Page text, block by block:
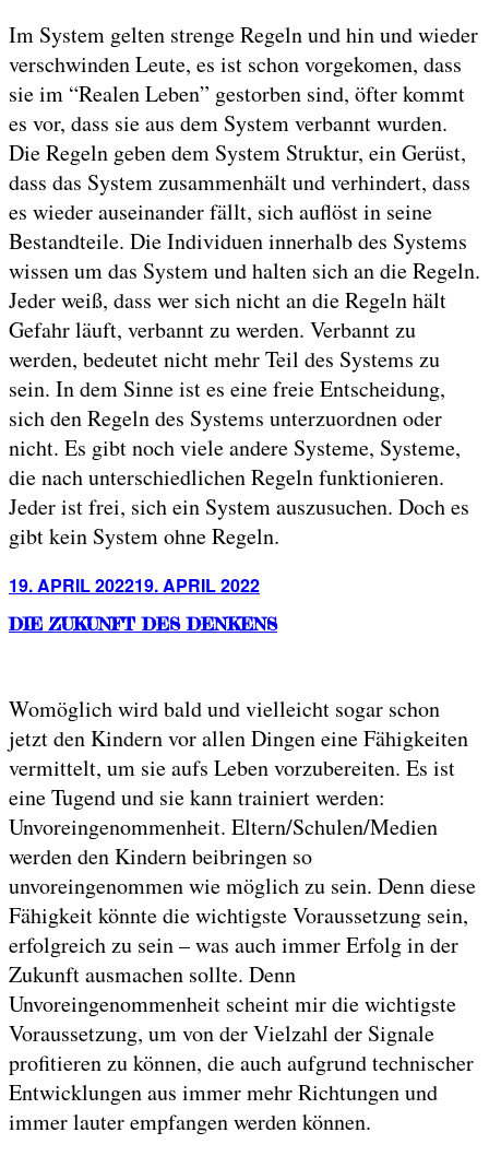
Im System gelten strenge Regeln und hin und wieder
verschwinden Leute, es ist schon vorgekomen, dass
sie im “Realen Leben” gestorben sind, öfter kommt
es vor, dass sie aus dem System verbannt wurden.
Die Regeln geben dem System Struktur, ein Gerüst,
dass das System zusammenhält und verhindert, dass
es wieder auseinander fällt, sich auflöst in seine
Bestandteile. Die Individuen innerhalb des Systems
wissen um das System und halten sich an die Regeln.
Jeder weiß, dass wer sich nicht an die Regeln hält
Gefahr läuft, verbannt zu werden. Verbannt zu
werden, bedeutet nicht mehr Teil des Systems zu
sein. In dem Sinne ist es eine freie Entscheidung,
sich den Regeln des Systems unterzuordnen oder
nicht. Es gibt noch viele andere Systeme, Systeme,
die nach unterschiedlichen Regeln funktionieren.
Jeder ist frei, sich ein System auszusuchen. Doch es
gibt kein System ohne Regeln.
Posted
19. APRIL 202219. APRIL 2022
DIE ZUKUNFT DES DENKENS
Womöglich wird bald und vielleicht sogar schon
jetzt den Kindern vor allen Dingen eine Fähigkeiten
vermittelt, um sie aufs Leben vorzubereiten. Es ist
eine Tugend und sie kann trainiert werden:
Unvoreingenommenheit. Eltern/Schulen/Medien
werden den Kindern beibringen so
unvoreingenommen wie möglich zu sein. Denn diese
Fähigkeit könnte die wichtigste Voraussetzung sein,
erfolgreich zu sein – was auch immer Erfolg in der
Zukunft ausmachen sollte. Denn
Unvoreingenommenheit scheint mir die wichtigste
Voraussetzung, um von der Vielzahl der Signale
profitieren zu können, die auch aufgrund technischer
Entwicklungen aus immer mehr Richtungen und
immer lauter empfangen werden können.